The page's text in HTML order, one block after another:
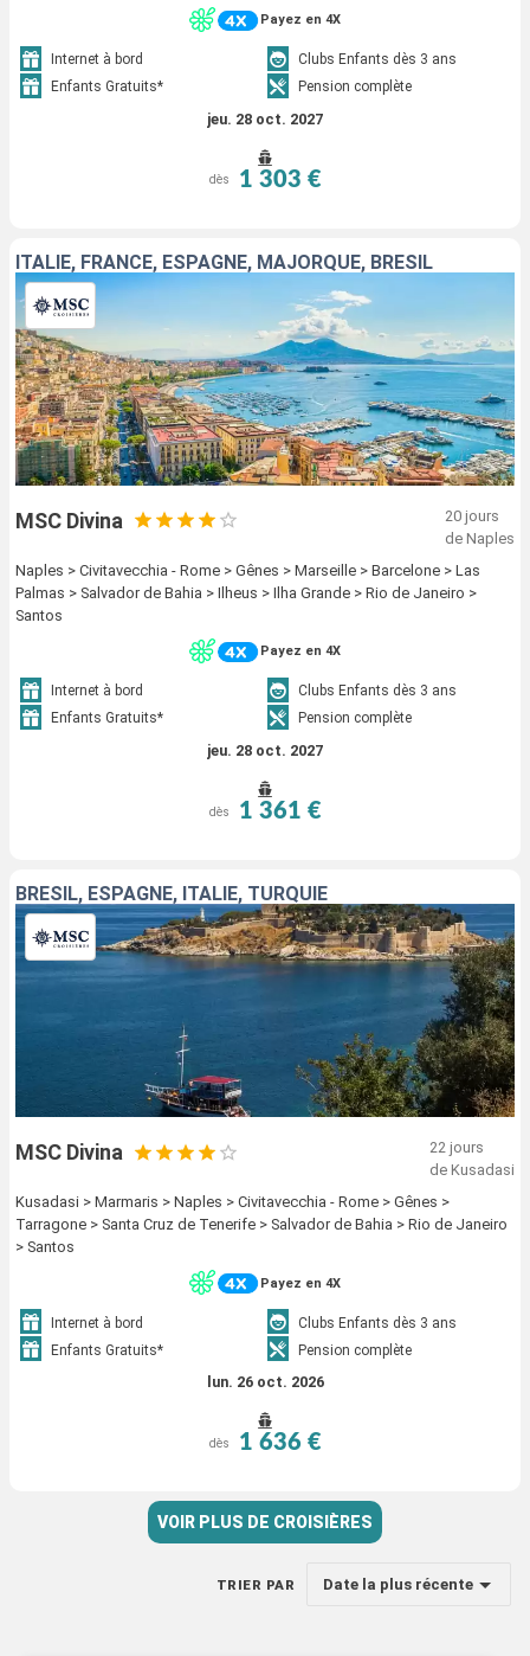
Payez en 4X
Internet à bord
Clubs Enfants dès 3 ans
Enfants Gratuits*
Pension complète
jeu. 28 oct. 2027
dès 1 303 €
ITALIE, FRANCE, ESPAGNE, MAJORQUE, BRÉSIL
MSC Divina
20 jours
de Naples
Naples > Civitavecchia - Rome > Gênes > Marseille > Barcelone > Las
Palmas > Salvador de Bahia > Ilheus > Ilha Grande > Rio de Janeiro >
Santos
Payez en 4X
Internet à bord
Clubs Enfants dès 3 ans
Enfants Gratuits*
Pension complète
jeu. 28 oct. 2027
dès 1 361 €
BRÉSIL, ESPAGNE, ITALIE, TURQUIE
MSC Divina
22 jours
de Kusadasi
Kusadasi > Marmaris > Naples > Civitavecchia - Rome > Gênes >
Tarragone > Santa Cruz de Tenerife > Salvador de Bahia > Rio de Janeiro
> Santos
Payez en 4X
Internet à bord
Clubs Enfants dès 3 ans
Enfants Gratuits*
Pension complète
lun. 26 oct. 2026
dès 1 636 €
VOIR PLUS DE CROISIÈRES
TRIER PAR Date la plus récente